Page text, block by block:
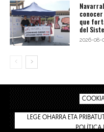
que
del
2026-08-
LEGE OHARRA ETA
POLÍTICA